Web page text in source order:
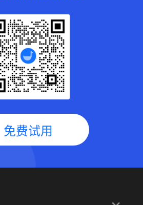
免费试用